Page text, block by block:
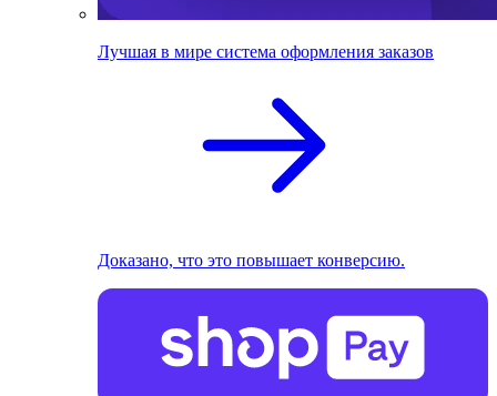
Лучшая в мире система оформления заказов
Доказано, что это повышает конверсию.